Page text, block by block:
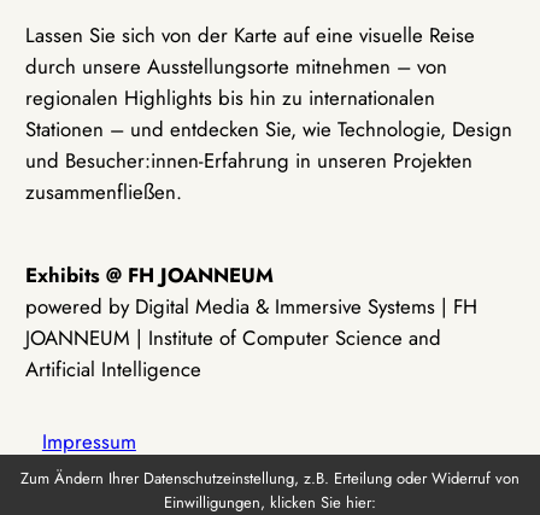
Lassen Sie sich von der Karte auf eine visuelle Reise
durch unsere Ausstellungsorte mitnehmen – von
regionalen Highlights bis hin zu internationalen
Stationen – und entdecken Sie, wie Technologie, Design
und Besucher:innen-Erfahrung in unseren Projekten
zusammenfließen.
Exhibits @ FH JOANNEUM
powered by Digital Media & Immersive Systems | FH
JOANNEUM | Institute of Computer Science and
Artificial Intelligence
Impressum
Zum Ändern Ihrer Datenschutzeinstellung, z.B. Erteilung oder Widerruf von
Einwilligungen, klicken Sie hier: